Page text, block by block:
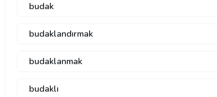
budak
budaklandırmak
budaklanmak
budaklı